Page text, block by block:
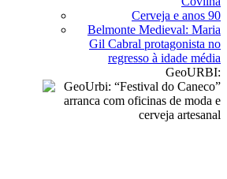
Cerveja e anos 90
Belmonte Medieval: Maria
Gil Cabral protagonista no
regresso à idade média
GeoURBI: